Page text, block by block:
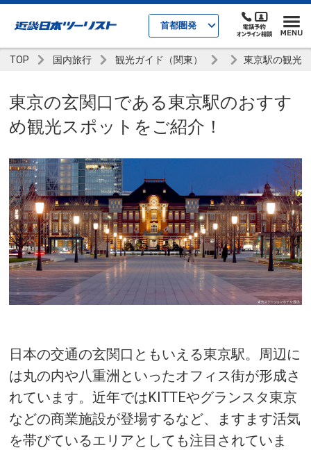
首都圏発
TOP 国内旅行 観光ガイド（関東） 東京駅の観光
東京の玄関口である東京駅のおすす
め観光スポットをご紹介！
日本の交通の玄関口ともいえる東京駅。周辺に
は丸の内や八重洲といったオフィス街が形成さ
れています。近年ではKITTEやグランスタ東京
などの商業施設が登場するなど、ますます活気
を帯びているエリアとしても注目されていま